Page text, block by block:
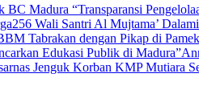
BC Madura “Transparansi
256 Wali Santri Al Mujtama’
Tabrakan dengan Pikap di
Edukasi Publik di Madura”
Jenguk Korban KMP Mutiara